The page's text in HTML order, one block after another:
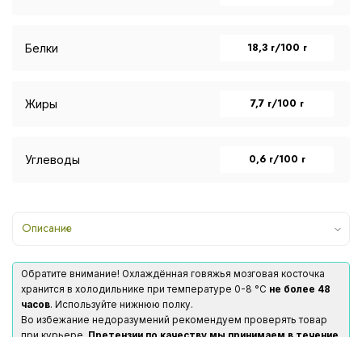
Белки 18,3 г/100 г
Жиры 7,7 г/100 г
Углеводы 0,6 г/100 г
Описание
Обратите внимание! Охлаждённая говяжья мозговая косточка
хранится в холодильнике при температуре 0-8 °С не более 48
часов. Используйте нижнюю полку.
Во избежание недоразумений рекомендуем проверять товар